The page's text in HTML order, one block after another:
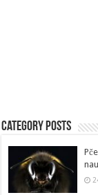
Category Posts